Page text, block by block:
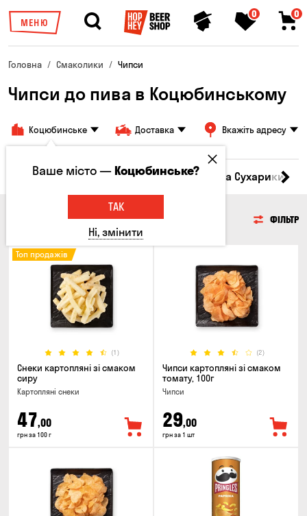
МЕНЮ
0 0
Головна Смаколики Чипси
Чипси до пива в Коцюбинському
Коцюбинське Доставка Вкажіть адресу
Кукурудза Насіння Чипси Грінки та Сухарики
ФІЛЬТР
(1)
Топ продажів
Снеки картопляні зі смаком
сиру
Картопляні снеки
47,00
грн за 100 г
(2)
Чипси картопляні зі смаком
томату, 100г
Чипси
29,00
грн за 1 шт
Ваше місто —Коцюбинське?
ТАК
Ні, змінити